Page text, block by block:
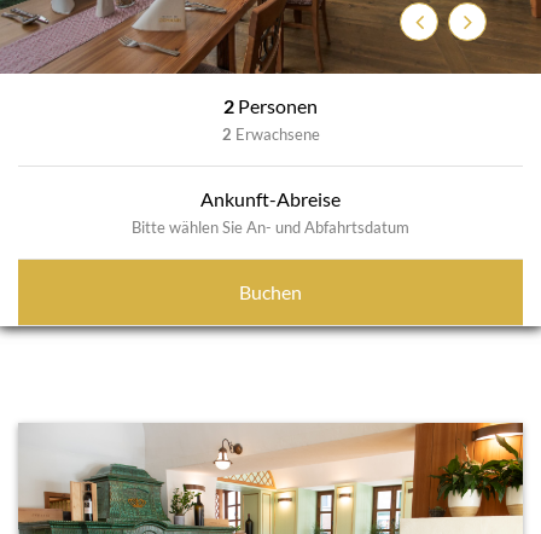
Previous
Next
2 Personen
2 Erwachsene
Ankunft-Abreise
Bitte wählen Sie An- und Abfahrtsdatum
Buchen